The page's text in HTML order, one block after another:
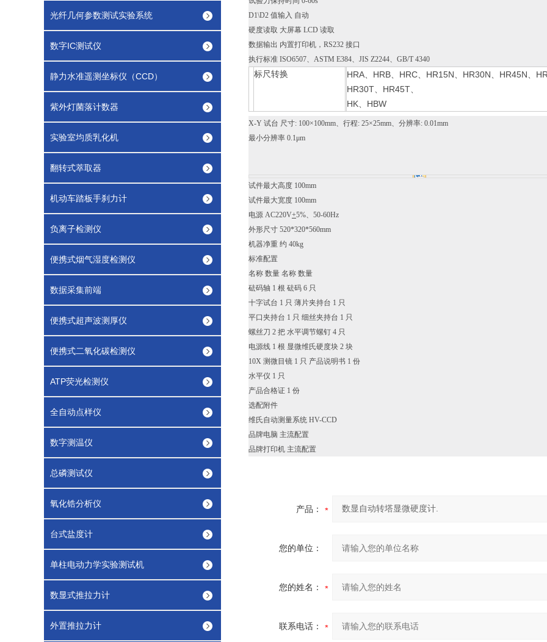
光纤几何参数测试实验系统
数字IC测试仪
静力水准遥测坐标仪（CCD）
紫外灯菌落计数器
实验室均质乳化机
翻转式萃取器
机动车踏板手刹力计
负离子检测仪
便携式烟气湿度检测仪
数据采集前端
便携式超声波测厚仪
便携式二氧化碳检测仪
ATP荧光检测仪
全自动点样仪
数字测温仪
总磷测试仪
氧化锆分析仪
台式盐度计
单柱电动力学实验测试机
数显式推拉力计
外置推拉力计
D1\D2 值输入 自动
硬度读取 大屏幕 LCD 读取
数据输出 内置打印机，RS232 接口
执行标准 ISO6507、ASTM E384、JIS Z2244、GB/T 4340
标尺转换
HRA、HRB、HRC、HR15N、HR30N、HR45N、
HR30T、HR45T、
HK、HBW
X-Y 试台 尺寸: 100×100mm、行程: 25×25mm、分辨率: 0.01mm
最小分辨率 0.1μm
试件最大高度 100mm
试件最大宽度 100mm
电源 AC220V+5%、50-60Hz
外形尺寸 520*320*560mm
机器净重 约 40kg
标准配置
名称 数量 名称 数量
砝码轴 1 根 砝码 6 只
十字试台 1 只 薄片夹持台 1 只
平口夹持台 1 只 细丝夹持台 1 只
螺丝刀 2 把 水平调节螺钉 4 只
电源线 1 根 显微维氏硬度块 2 块
10X 测微目镜 1 只 产品说明书 1 份
水平仪 1 只
产品合格证 1 份
选配附件
维氏自动测量系统 HV-CCD
品牌电脑 主流配置
品牌打印机 主流配置
产品：
您的单位：
您的姓名：
联系电话：